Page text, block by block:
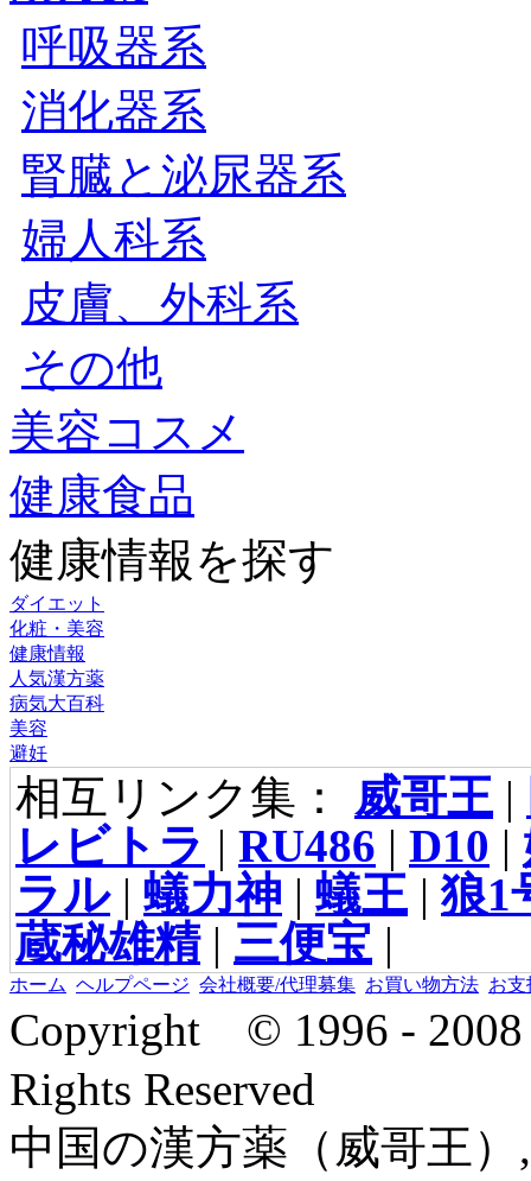
呼吸器系
消化器系
腎臓と泌尿器系
婦人科系
皮膚、外科系
その他
美容コスメ
健康食品
健康情報を探す
ダイエット
化粧・美容
健康情報
人気漢方薬
病気大百科
美容
避妊
相互リンク集： 威哥王|
レビトラ | RU486 | D10 |
ラル| 蟻力神 | 蟻王|狼1
蔵秘雄精| 三便宝 |
ホーム ヘルプページ 会社概要/代理募集 お買い物方法 お支
Copyright © 1996 -
Rights Reserved
中国の漢方薬（威哥王